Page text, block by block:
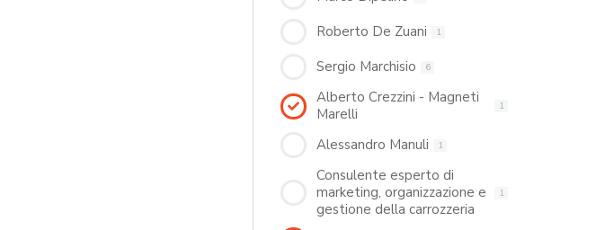
Roberto De Zuani 1
Sergio Marchisio 6
Alberto Crezzini - Magneti
Marelli
1
Alessandro Manuli 1
Consulente esperto di
marketing, organizzazione e
gestione della carrozzeria
1